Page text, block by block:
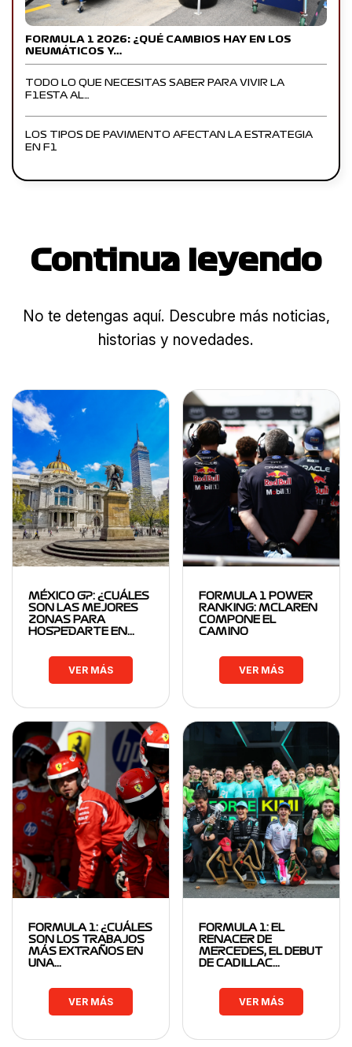
FORMULA 1 2026: ¿QUÉ CAMBIOS HAY EN LOS
NEUMÁTICOS Y…
TODO LO QUE NECESITAS SABER PARA VIVIR LA
F1ESTA AL…
LOS TIPOS DE PAVIMENTO AFECTAN LA ESTRATEGIA
EN F1
Continua leyendo
No te detengas aquí. Descubre más noticias,
historias y novedades.
MÉXICO GP: ¿CUÁLES
SON LAS MEJORES
ZONAS PARA
HOSPEDARTE EN…
VER MÁS
FORMULA 1 POWER
RANKING: MCLAREN
COMPONE EL
CAMINO
VER MÁS
FORMULA 1: ¿CUÁLES
SON LOS TRABAJOS
MÁS EXTRAÑOS EN
UNA…
VER MÁS
FORMULA 1: EL
RENACER DE
MERCEDES, EL DEBUT
DE CADILLAC…
VER MÁS